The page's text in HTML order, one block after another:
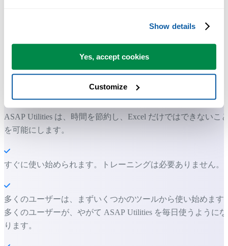
Show details
Yes, accept cookies
Customize
Excel の作業をもっと速く、もっと簡単
ASAP Utilities は、時間を節約し、Excel だけではできないこ
を可能にします。
すぐに使い始められます。トレーニングは必要ありません。
多くのユーザーは、まずいくつかのツールから使い始めます
多くのユーザーが、やがて ASAP Utilities を毎日使うようにな
ります。